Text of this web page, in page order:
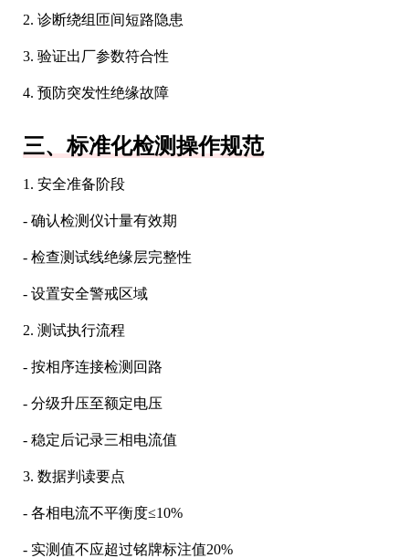
2. 诊断绕组匝间短路隐患
3. 验证出厂参数符合性
4. 预防突发性绝缘故障
三、标准化检测操作规范
1. 安全准备阶段
- 确认检测仪计量有效期
- 检查测试线绝缘层完整性
- 设置安全警戒区域
2. 测试执行流程
- 按相序连接检测回路
- 分级升压至额定电压
- 稳定后记录三相电流值
3. 数据判读要点
- 各相电流不平衡度≤10%
- 实测值不应超过铭牌标注值20%